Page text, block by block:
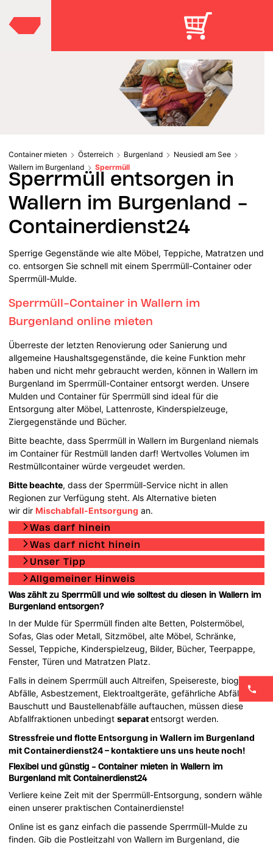
Container mieten Österreich Burgenland
Neusiedl am See
Wallern im Burgenland
Sperrmüll
Sperrmüll entsorgen in
Wallern im Burgenland -
Containerdienst24
Sperrige Gegenstände wie alte Möbel, Teppiche, Matratzen und
co. entsorgen Sie schnell mit einem Sperrmüll-Container oder
Sperrmüll-Mulde.
Sperrmüll-Container in Wallern im
Burgenland online mieten
Überreste der letzten Renovierung oder Sanierung und
allgemeine Haushaltsgegenstände, die keine Funktion mehr
haben und nicht mehr gebraucht werden, können in Wallern im
Burgenland im Sperrmüll-Container entsorgt werden. Unsere
Mulden und Container für Sperrmüll sind ideal für die
Entsorgung alter Möbel, Lattenroste, Kinderspielzeuge,
Ziergegenstände und Bücher.
Bitte beachte, dass Sperrmüll in Wallern im Burgenland niemals
im Container für Restmüll landen darf! Wertvolles Volumen im
Restmüllcontainer würde vergeudet werden.
Bitte beachte, dass der Sperrmüll-Service nicht in allen
Regionen zur Verfügung steht. Als Alternative bieten
wir dir Mischabfall-Entsorgung an.
Was darf hinein
Was darf nicht hinein
Unser Tipp
Allgemeiner Hinweis
Was zählt zu Sperrmüll und wie solltest du diesen in Wallern im
Burgenland entsorgen?
In der Mulde für Sperrmüll finden alte Betten, Polstermöbel,
Sofas, Glas oder Metall, Sitzmöbel, alte Möbel, Schränke,
Sessel, Teppiche, Kinderspielzeug, Bilder, Bücher, Teerpappe,
Fenster, Türen und Matratzen Platz.
Falls in deinem Sperrmüll auch Altreifen, Speisereste, biogene
Abfälle, Asbestzement, Elektroaltgeräte, gefährliche Abfälle,
Bauschutt und Baustellenabfälle auftauchen, müssen diese
Abfallfraktionen unbedingtseparatentsorgt werden.
Stressfreie und flotte Entsorgung in Wallern im Burgenland
mit Containerdienst24 – kontaktiere uns uns heute noch!
Flexibel und günstig - Container mieten in Wallern im
Burgenland mit Containerdienst24
Verliere keine Zeit mit der Sperrmüll-Entsorgung, sondern wähle
einen unserer praktischen Containerdienste!
Online ist es ganz einfach die passende Sperrmüll-Mulde zu
finden. Gib die Postleitzahl von Wallern im Burgenland, die